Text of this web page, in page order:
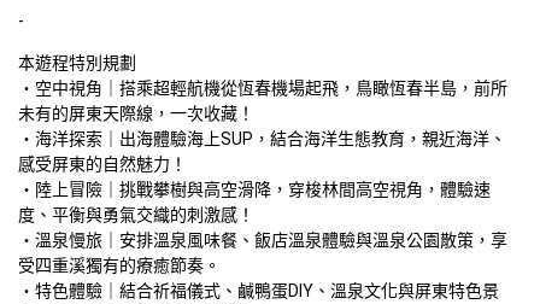
-
本遊程特別規劃
・空中視角｜搭乘超輕航機從恆春機場起飛，鳥瞰恆春半島，前所
未有的屏東天際線，一次收藏！
・海洋探索｜出海體驗海上SUP，結合海洋生態教育，親近海洋、
感受屏東的自然魅力！
・陸上冒險｜挑戰攀樹與高空滑降，穿梭林間高空視角，體驗速
度、平衡與勇氣交織的刺激感！
・溫泉慢旅｜安排溫泉風味餐、飯店溫泉體驗與溫泉公園散策，享
受四重溪獨有的療癒節奏。
・特色體驗｜結合祈福儀式、鹹鴨蛋DIY、溫泉文化與屏東特色景